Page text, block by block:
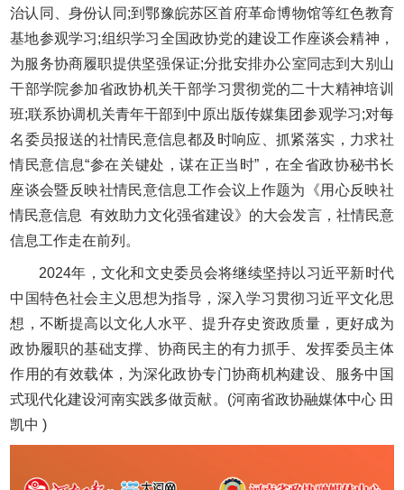
治认同、身份认同;到鄂豫皖苏区首府革命博物馆等红色教育
基地参观学习;组织学习全国政协党的建设工作座谈会精神，
为服务协商履职提供坚强保证;分批安排办公室同志到大别山
干部学院参加省政协机关干部学习贯彻党的二十大精神培训
班;联系协调机关青年干部到中原出版传媒集团参观学习;对每
名委员报送的社情民意信息都及时响应、抓紧落实，力求社
情民意信息“参在关键处，谋在正当时”，在全省政协秘书长
座谈会暨反映社情民意信息工作会议上作题为《用心反映社
情民意信息 有效助力文化强省建设》的大会发言，社情民意
信息工作走在前列。
2024年，文化和文史委员会将继续坚持以习近平新时代
中国特色社会主义思想为指导，深入学习贯彻习近平文化思
想，不断提高以文化人水平、提升存史资政质量，更好成为
政协履职的基础支撑、协商民主的有力抓手、发挥委员主体
作用的有效载体，为深化政协专门协商机构建设、服务中国
式现代化建设河南实践多做贡献。(河南省政协融媒体中心 田
凯中 )